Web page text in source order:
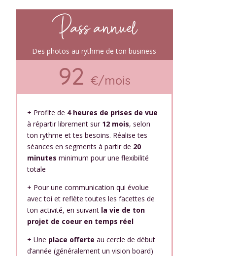
Pass annuel
Des photos au rythme de ton business
92 €/mois
+ Profite de 4 heures de prises de vue
à répartir librement sur 12 mois, selon
ton rythme et tes besoins. Réalise tes
séances en segments à partir de 20
minutes minimum pour une flexibilité
totale
+ Pour une communication qui évolue
avec toi et reflète toutes les facettes de
ton activité, en suivant la vie de ton
projet de coeur en temps réel
+ Une place offerte au cercle de début
d’année (généralement un vision board)